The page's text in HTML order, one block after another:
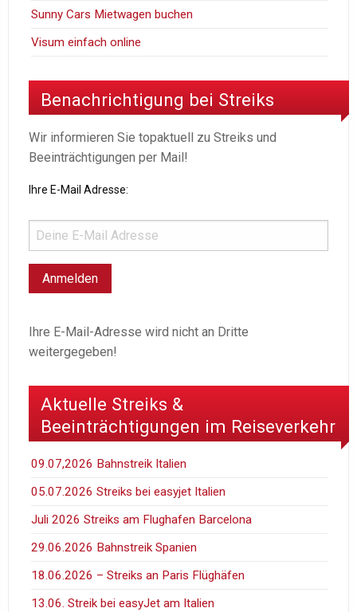
Sunny Cars Mietwagen buchen
Visum einfach online
Benachrichtigung bei Streiks
Wir informieren Sie topaktuell zu Streiks und
Beeinträchtigungen per Mail!
Ihre E-Mail Adresse:
Ihre E-Mail-Adresse wird nicht an Dritte
weitergegeben!
Aktuelle Streiks &
Beeinträchtigungen im Reiseverkehr
09.07,2026 Bahnstreik Italien
05.07.2026 Streiks bei easyjet Italien
Juli 2026 Streiks am Flughafen Barcelona
29.06.2026 Bahnstreik Spanien
18.06.2026 – Streiks an Paris Flüghäfen
13.06. Streik bei easyJet am Italien